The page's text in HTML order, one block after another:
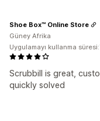
Scrubbill is great,
quickly solved
Shoe Box™ Online Store
Güney Afrika
Uygulamayı kullanma